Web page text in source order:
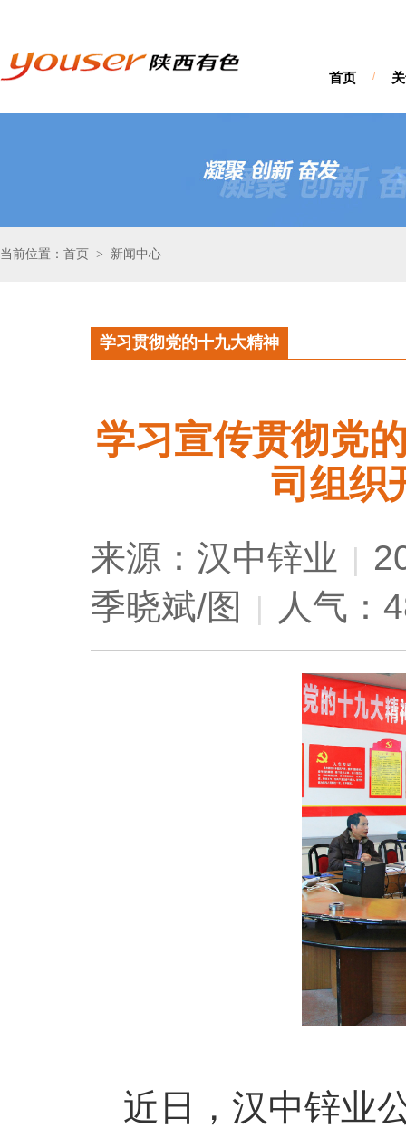
首页 /
当前位置：首页 > 新闻中心
学习贯彻党的十九大精神
学习宣传贯彻党
司组织
来源：汉中锌业 |
季晓斌/图
| 人气：
近日，汉中锌业